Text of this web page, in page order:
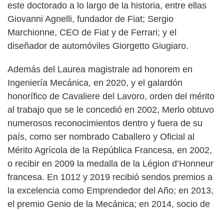
este doctorado a lo largo de la historia, entre ellas
Giovanni Agnelli, fundador de Fiat; Sergio
Marchionne, CEO de Fiat y de Ferrari; y el
diseñador de automóviles Giorgetto Giugiaro.
Además del Laurea magistrale ad honorem en
Ingeniería Mecánica, en 2020, y el galardón
honorífico de Cavaliere del Lavoro, orden del mérito
al trabajo que se le concedió en 2002, Merlo obtuvo
numerosos reconocimientos dentro y fuera de su
país, como ser nombrado Caballero y Oficial al
Mérito Agrícola de la República Francesa, en 2002,
o recibir en 2009 la medalla de la Légion d’Honneur
francesa. En 1012 y 2019 recibió sendos premios a
la excelencia como Emprendedor del Año; en 2013,
el premio Genio de la Mecánica; en 2014, socio de